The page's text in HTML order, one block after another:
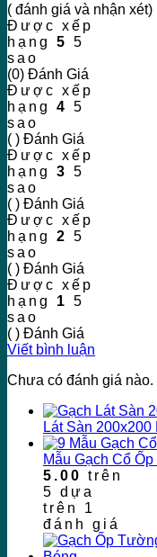
( đánh giá và nhận xét)
Được xếp
hạng 5 5
sao
(0) Đánh Giá
Được xếp
hạng 4 5
sao
( ) Đánh Giá
Được xếp
hạng 3 5
sao
( ) Đánh Giá
Được xếp
hạng 2 5
sao
( ) Đánh Giá
Được xếp
hạng 1 5
sao
( ) Đánh Giá
Viết bình luận
Chưa có đánh giá nào.
Lát Sàn
Mẫu Gạch Cổ
5.00 trên
5 dựa
trên 1
đánh giá